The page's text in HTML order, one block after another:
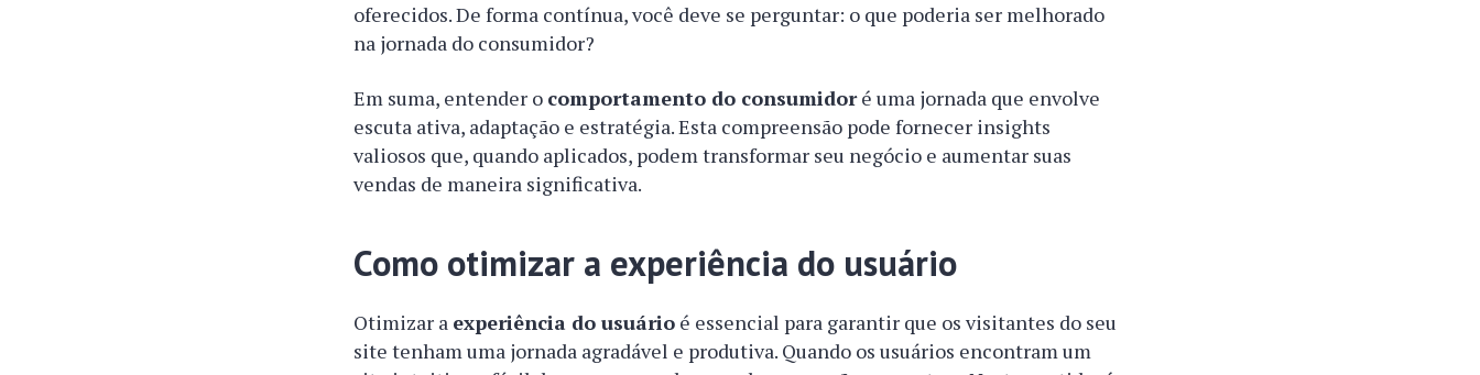
oferecidos. De forma contínua, você deve se perguntar: o que poderia ser melhorado
na jornada do consumidor?
Em suma, entender o comportamento do consumidoré uma jornada que envolve
escuta ativa, adaptação e estratégia. Esta compreensão pode fornecer insights
valiosos que, quando aplicados, podem transformar seu negócio e aumentar suas
vendas de maneira significativa.
Como otimizar a experiência do usuário
Otimizar a experiência do usuário é essencial para garantir que os visitantes do seu
site tenham uma jornada agradável e produtiva. Quando os usuários encontram um